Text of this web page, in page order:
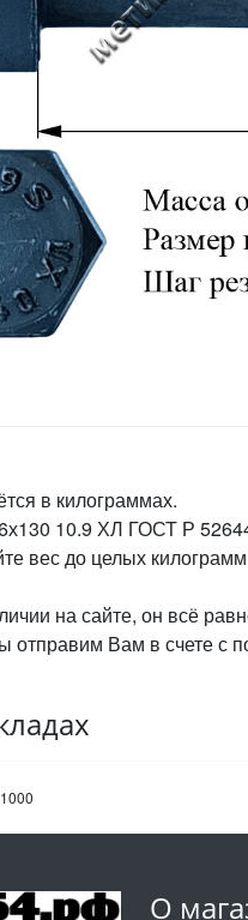
в килограммах.
10.9 ХЛ ГОСТ Р
вес до целых
на сайте, он всё
отправим Вам в счете с
1000
О